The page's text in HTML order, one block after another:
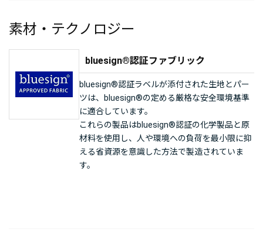
素材・テクノロジー
bluesign®認証ファブリック
bluesign®認証ラベルが添付された生地とパー
ツは、bluesign®の定める厳格な安全環境基準
に適合しています。
これらの製品はbluesign®認証の化学製品と原
材料を使用し、人や環境への負荷を最小限に抑
える省資源を意識した方法で製造されていま
す。